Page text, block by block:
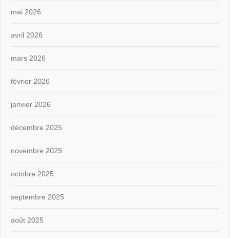
mai 2026
avril 2026
mars 2026
février 2026
janvier 2026
décembre 2025
novembre 2025
octobre 2025
septembre 2025
août 2025